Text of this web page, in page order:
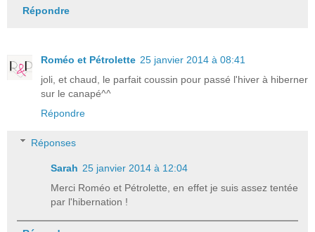
Répondre
Roméo et Pétrolette 25 janvier 2014 à 08:41
joli, et chaud, le parfait coussin pour passé l'hiver à hiberner
sur le canapé^^
Répondre
Réponses
Sarah 25 janvier 2014 à 12:04
Merci Roméo et Pétrolette, en effet je suis assez tentée
par l'hibernation !